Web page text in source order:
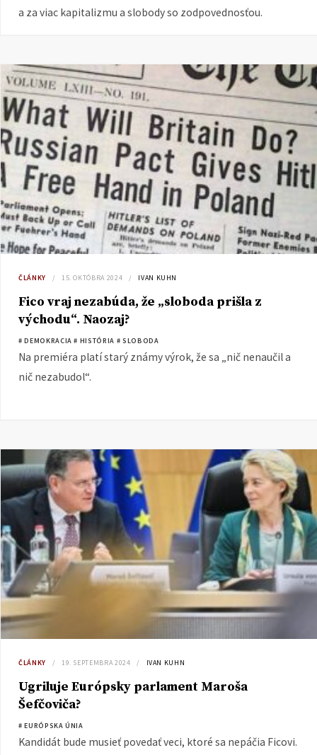
a za viac kapitalizmu a slobody so zodpovednosťou.
ČLÁNKY 15. OKTÓBRA 2024 IVAN KUHN
Fico vraj nezabúda, že „sloboda prišla z
východu“. Naozaj?
# DEMOKRACIA # HISTÓRIA # SLOBODA
Na premiéra platí starý známy výrok, že sa „nič nenaučil a
nič nezabudol“.
ČLÁNKY 19. SEPTEMBRA 2024 IVAN KUHN
Ugriluje Európsky parlament Maroša
Šefčoviča?
# EURÓPSKA ÚNIA
Kandidát bude musieť povedať veci, ktoré sa nepáčia Ficovi.